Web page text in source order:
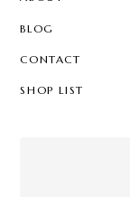
BLOG
CONTACT
SHOP LIST